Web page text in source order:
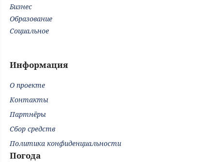
Бизнес
Образование
Социальное
Информация
О проекте
Контакты
Партнёры
Сбор средств
Политика конфиденциальности
Погода